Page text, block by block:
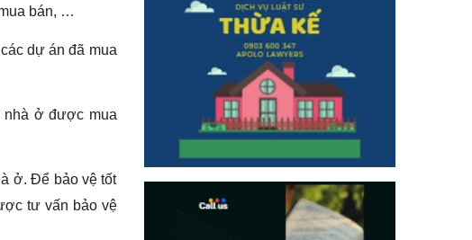
bán, …
dự án đã mua
ở được mua
ở. Để bảo vệ tốt
tư vấn bảo vệ